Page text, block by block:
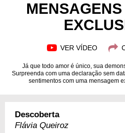
MENSAGENS E FRASES MENSAGENS
VER VÍDEO
Já que todo amor é único, sua
Surpreenda com uma declaração sem
sentimentos com uma mensagem
Descoberta
Flávia Queiroz